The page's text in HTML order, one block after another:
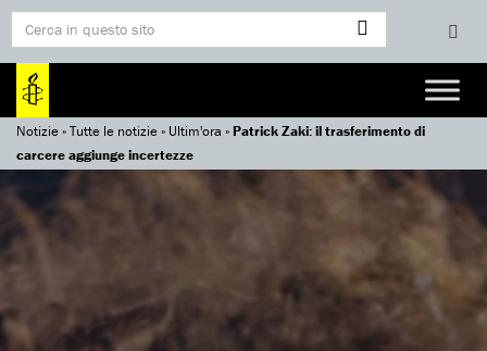
Notizie»Tutte le notizie» Ultim'ora »Patrick Zaki: il trasferimento di
carcere aggiunge incertezze